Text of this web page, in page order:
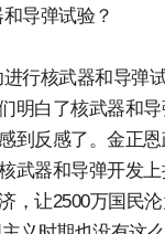
导弹试验？
行核武器和导弹
明白了核武器和
到反感了。金正
武器和导弹开发
，让2500万国民沦